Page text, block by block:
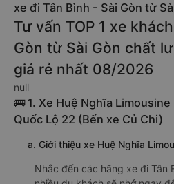
xe đi Tân Bình - Sài Gòn từ
Tư vấn TOP 1 xe
Gòn từ Sài Gòn chất
giá rẻ nhất 08/2026
null
🚌 1. Xe Huệ Nghĩa
Quốc Lộ 22 (Bến xe Củ Chi)
a. Giới thiệu xe Huệ Nghĩa
Nhắc đến các hãng xe đi Tân